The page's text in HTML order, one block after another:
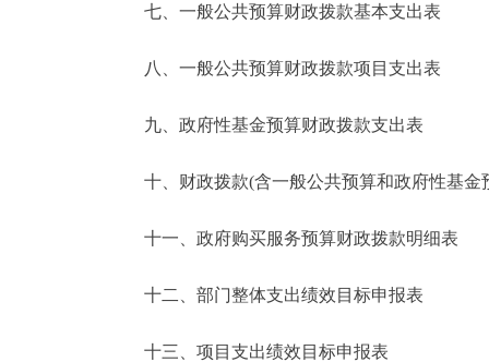
ENGLISH
七、一般公共预算财政拨款基本支出表
八、一般公共预算财政拨款项目支出表
九、政府性基金预算财政拨款支出表
十、财政拨款(含一般公共预算和政府性基金
十一、政府购买服务预算财政拨款明细表
十二、部门整体支出绩效目标申报表
十三、项目支出绩效目标申报表